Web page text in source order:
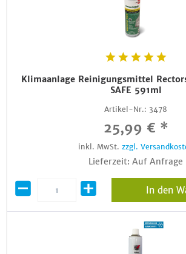
Klimaanlage Reinigungsmittel
SAFE 591ml
Artikel-Nr.: 3478
25,99 € *
inkl. MwSt. zzgl.
Lieferzeit: Auf Anfrage
In den